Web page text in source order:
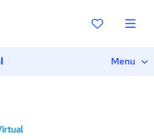
Menu